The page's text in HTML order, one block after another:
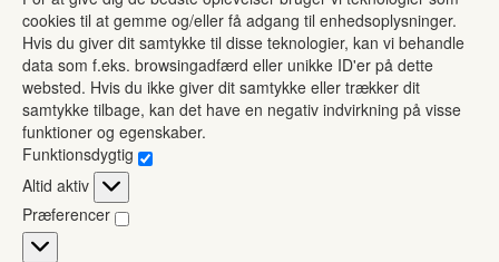
cookies til at gemme og/eller få adgang til enhedsoplysninger.
Hvis du giver dit samtykke til disse teknologier, kan vi behandle
data som f.eks. browsingadfærd eller unikke ID'er på dette
websted. Hvis du ikke giver dit samtykke eller trækker dit
samtykke tilbage, kan det have en negativ indvirkning på visse
funktioner og egenskaber.
Funktionsdygtig
Funktionsdygtig
Altid aktiv
Præferencer
Præferencer